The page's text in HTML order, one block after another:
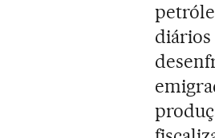
diários